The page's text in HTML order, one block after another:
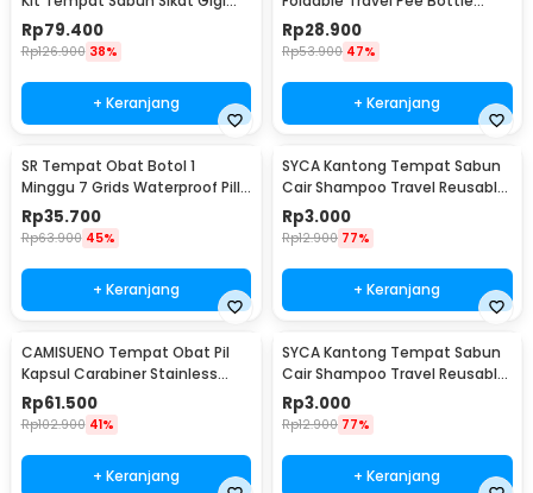
Handuk - YW46
Rp79.400
Rp126.900 38%
+ Keranjang
750ml - PA341
Rp28.900
Rp53.900 47%
+ Keranjang
SR Tempat Obat Botol 1
Minggu 7 Grids Waterproof Pill
Container - SR070273
Rp35.700
Rp63.900 45%
+ Keranjang
SYCA Kantong Tempat Sabun
Cair Shampoo Travel Reusable
Pouch 50ml - Z21
Rp3.000
Rp12.900 77%
+ Keranjang
CAMISUENO Tempat Obat Pil
Kapsul Carabiner Stainless
Steel Waterproof 73mm - CM1
Rp61.500
Rp102.900 41%
+ Keranjang
SYCA Kantong Tempat Sabun
Cair Shampoo Travel Reusable
Pouch 100ml - Z21
Rp3.000
Rp12.900 77%
+ Keranjang